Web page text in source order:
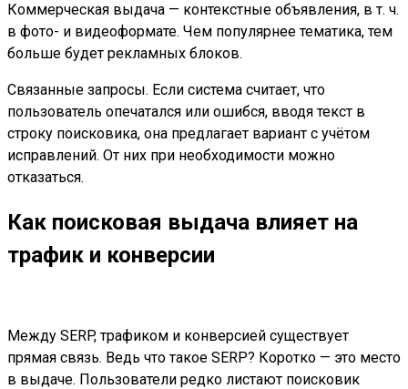
Коммерческая выдача — контекстные объявления, в т. ч.
в фото- и видеоформате. Чем популярнее тематика, тем
больше будет рекламных блоков.
Связанные запросы. Если система считает, что
пользователь опечатался или ошибся, вводя текст в
строку поисковика, она предлагает вариант с учётом
исправлений. От них при необходимости можно
отказаться.
Как поисковая выдача влияет на
трафик и конверсии
Между SERP, трафиком и конверсией существует
прямая связь. Ведь что такое SERP? Коротко — это место
в выдаче. Пользователи редко листают поисковик